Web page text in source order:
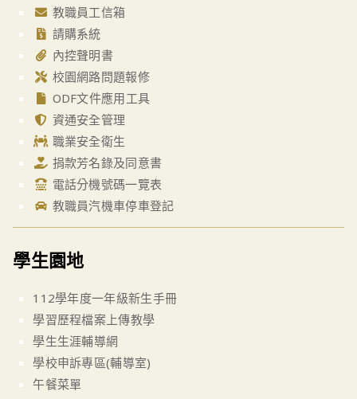
教職員工信箱
請購系統
內控聲明書
校園網路問題報修
ODF文件應用工具
資通安全管理
職業安全衛生
捐款芳名錄及同意書
電話分機號碼一覽表
教職員汽機車停車登記
學生園地
112學年度一年級新生手冊
學習歷程檔案上傳教學
學生生涯輔導網
學校申訴專區(輔導室)
午餐菜單